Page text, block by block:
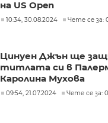
на US Open
10:34, 30.08.2024 Чете се за:
Цинуен Джън ще
титлата си в
Каролина Мухова
09:54, 21.07.2024 Чете се за: